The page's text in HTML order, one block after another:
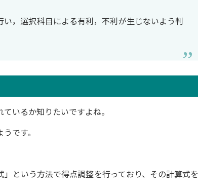
，選択科目による有利，不利が生じないよう判
いるか知りたいですよね。
です。
という方法で得点調整を行っており、その計算式を